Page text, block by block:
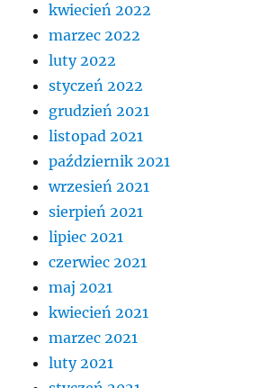
kwiecień 2022
marzec 2022
luty 2022
styczeń 2022
grudzień 2021
listopad 2021
październik 2021
wrzesień 2021
sierpień 2021
lipiec 2021
czerwiec 2021
maj 2021
kwiecień 2021
marzec 2021
luty 2021